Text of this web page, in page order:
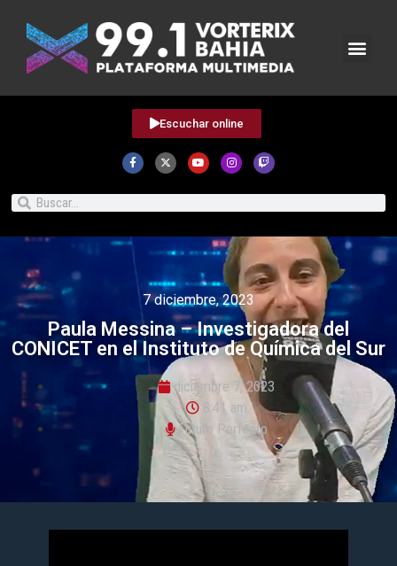
Escuchar online
7 diciembre, 2023
Paula Messina – Investigadora del
CONICET en el Instituto de Química del Sur
diciembre 7, 2023
8:41 am
Futuro Perfecto